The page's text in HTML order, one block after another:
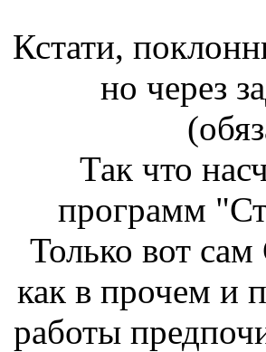
Кстати,
но через
Так что
программ
Только вот
как в прочем и
работы